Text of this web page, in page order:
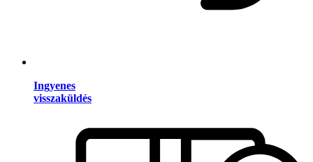
Ingyenes
visszaküldés